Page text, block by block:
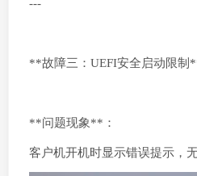
---
**故障三：UEFI安全启动限制
**问题现象**：
客户机开机时显示错误提示，